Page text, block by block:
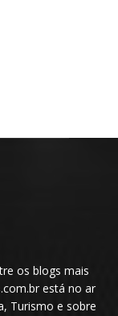
os blogs mais
está no ar
Turismo e sobre